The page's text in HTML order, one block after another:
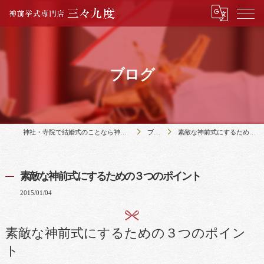
ブログ
神社・寺院で結婚式のことなら神前挙式専門店三々九度 ブログ 素敵な神前式にするための３つのポイント
素敵な神前式にするための３つのポイント
2015/01/04
素敵な神前式にするための３つのポイン
ト